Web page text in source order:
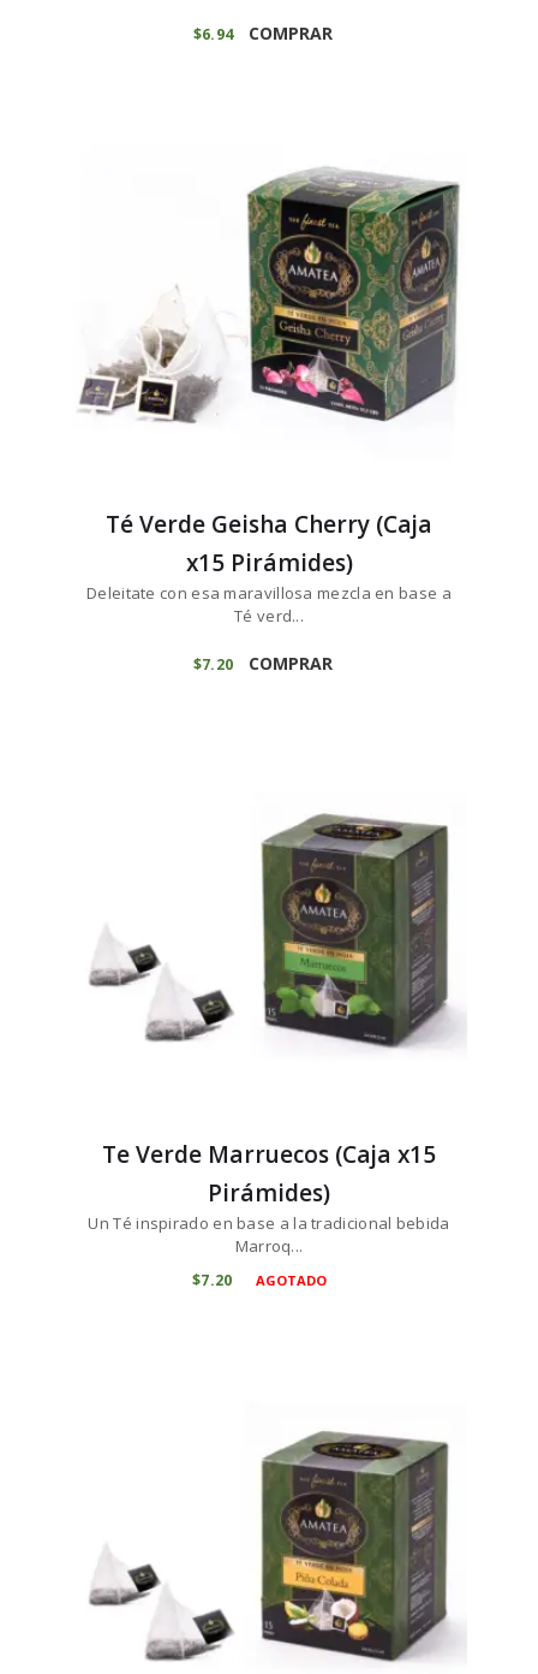
$6 94 COMPRAR
Té Verde Geisha Cherry (Caja
x15 Pirámides)
Deleitate con esa maravillosa mezcla en base a
Té verd...
$7 20 COMPRAR
Te Verde Marruecos (Caja x15
Pirámides)
Un Té inspirado en base a la tradicional bebida
Marroq...
$7 20 AGOTADO